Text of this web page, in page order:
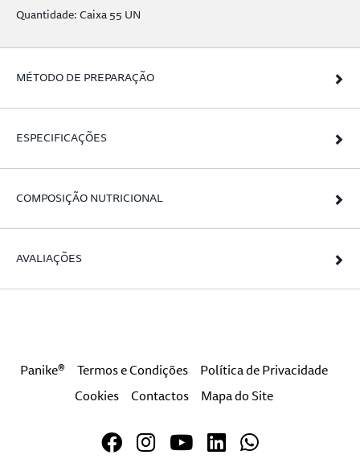
Quantidade: Caixa 55 UN
MÉTODO DE PREPARAÇÃO
ESPECIFICAÇÕES
COMPOSIÇÃO NUTRICIONAL
AVALIAÇÕES
Panike® Termos e Condições
Política de Privacidade
Cookies
Contactos Mapa do Site